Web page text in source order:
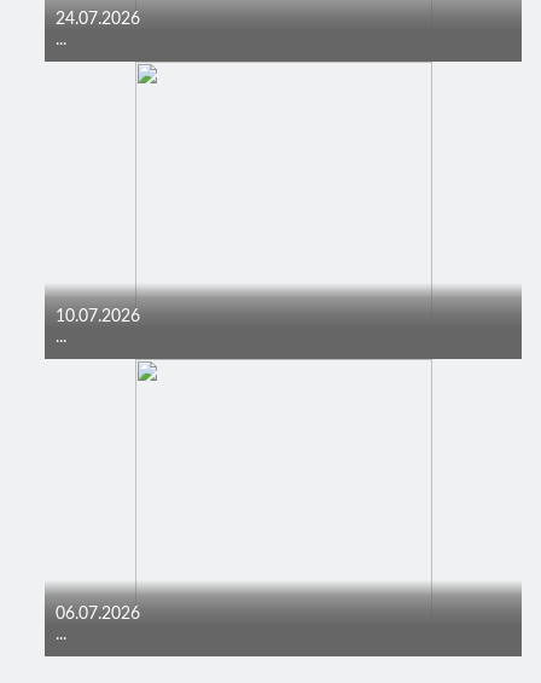
24.07.2026
...
10.07.2026
...
06.07.2026
...